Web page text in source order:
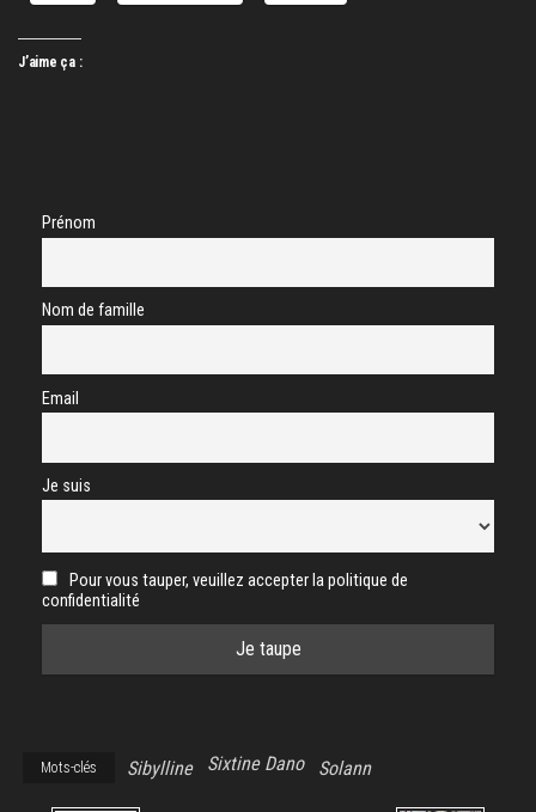
J’aime ça :
Prénom
Nom de famille
Email
Je suis
Pour vous tauper, veuillez accepter la politique de
confidentialité
Mots-clés Sibylline Sixtine Dano Solann